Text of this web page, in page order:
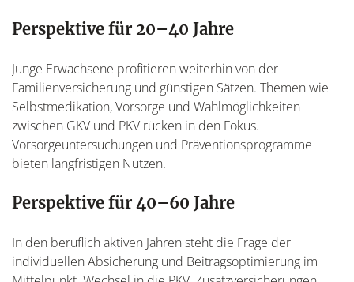
Perspektive für 20–40 Jahre
Junge Erwachsene profitieren weiterhin von der
Familienversicherung und günstigen Sätzen. Themen wie
Selbstmedikation, Vorsorge und Wahlmöglichkeiten
zwischen GKV und PKV rücken in den Fokus.
Vorsorgeuntersuchungen und Präventionsprogramme
bieten langfristigen Nutzen.
Perspektive für 40–60 Jahre
In den beruflich aktiven Jahren steht die Frage der
individuellen Absicherung und Beitragsoptimierung im